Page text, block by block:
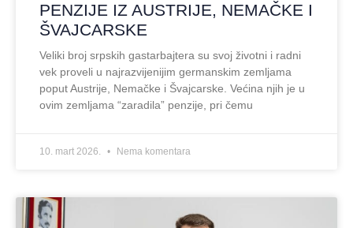
PENZIJE IZ AUSTRIJE, NEMAČKE I
ŠVAJCARSKE
Veliki broj srpskih gastarbajtera su svoj životni i radni
vek proveli u najrazvijenijim germanskim zemljama
poput Austrije, Nemačke i Švajcarske. Većina njih je u
ovim zemljama “zaradila” penzije, pri čemu
10. mart 2026. Nema komentara